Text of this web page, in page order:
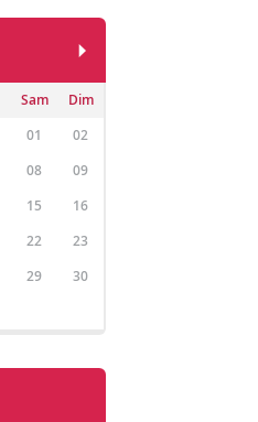
Sam
Dim
01
02
08
09
15
16
22
23
29
30